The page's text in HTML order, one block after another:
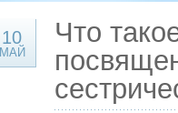
10
МАЙ
Что